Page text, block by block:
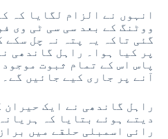
انہوں نے الزام لگایا کہ
ووٹنگ کے بعد سی سی ٹی وی
گئی تاکہ یہ پتہ نہ چل سکے
پر کیا ہوا۔ راہل گاندھی
پاس اس کے تمام ثبوت
آنے پر جاری کیے جائیں گے۔
راہل گاندھی نے ایک حیران
دیتے ہوئے بتایا کہ
رائی اسمبلی حلقے میں